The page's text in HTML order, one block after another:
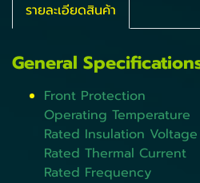
รายละเอียดสินค้า
General
Front
Operating
Rated Insulation
Rated Thermal
Rated